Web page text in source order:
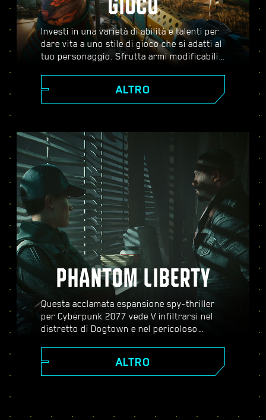
GIOCO
Investi in una varietà di abilità e talenti per
dare vita a uno stile di gioco che si adatti al
tuo personaggio. Sfrutta armi modificabili,
Affronta combattimenti ad armi spianate,
abbatti i nemici dalla distanza o infiltrati
vista.
ALTRO
PHANTOM LIBERTY
Questa acclamata espansione spy-thriller
per Cyberpunk 2077 vede V infiltrarsi nel
distretto di Dogtown e nel pericoloso
di colpi di scena, evoluzioni inaspettate e
decisioni critiche; potenziati con l'albero
emozionanti incarichi e molto altro!
ALTRO